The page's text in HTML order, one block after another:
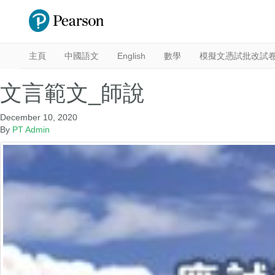
主頁 中國語文 English 數學 模擬文憑試批改試
文言範文_師說
December 10, 2020
By PT Admin